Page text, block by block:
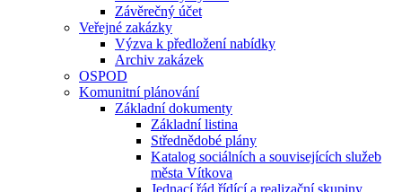
Závěrečný účet
Veřejné zakázky
Výzva k předložení nabídky
Archiv zakázek
OSPOD
Komunitní plánování
Základní dokumenty
Základní listina
Střednědobé plány
Katalog sociálních a souvisejících služeb
města Vítkova
Jednací řád řídící a realizační skupiny